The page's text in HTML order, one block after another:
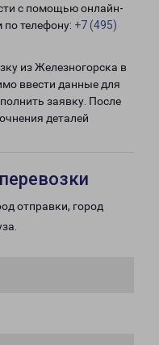
с помощью онлайн-
телефону: +7 (495)
из Железногорска в
ввести данные для
заявку. После
деталей
отправки, город